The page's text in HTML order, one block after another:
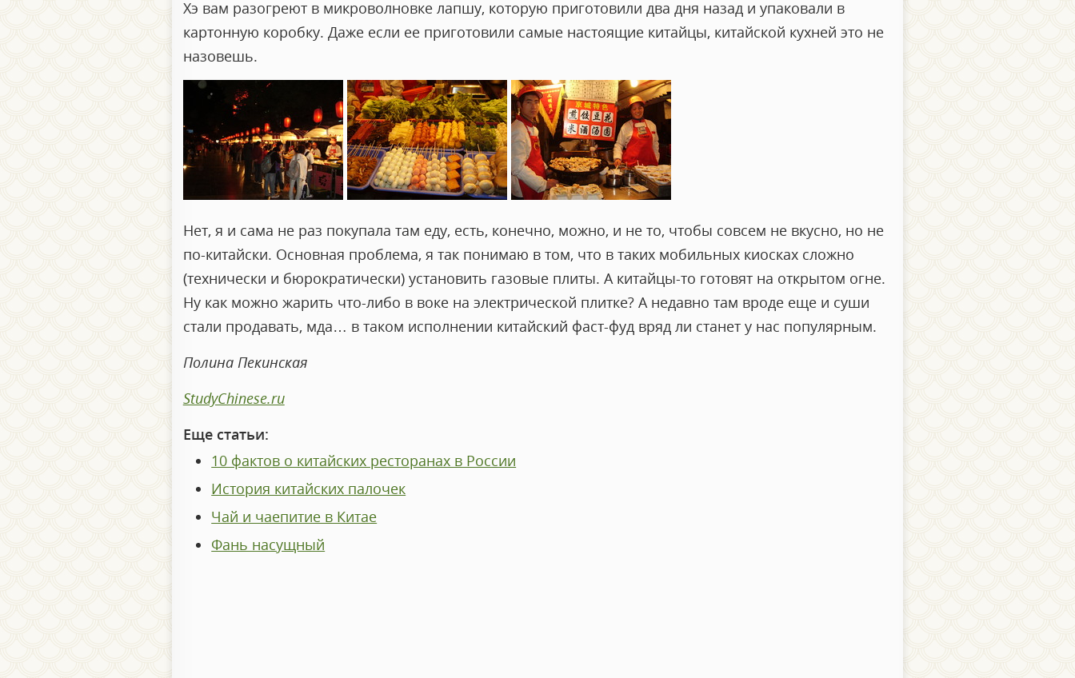
Хэ вам разогреют в микроволновке лапшу, которую приготовили два дня назад и упаковали в
картонную коробку. Даже если ее приготовили самые настоящие китайцы, китайской кухней это не
назовешь.
Нет, я и сама не раз покупала там еду, есть, конечно, можно, и не то, чтобы совсем не вкусно, но не
по-китайски. Основная проблема, я так понимаю в том, что в таких мобильных киосках сложно
(технически и бюрократически) установить газовые плиты. А китайцы-то готовят на открытом огне.
Ну как можно жарить что-либо в воке на электрической плитке? А недавно там вроде еще и суши
стали продавать, мда… в таком исполнении китайский фаст-фуд вряд ли станет у нас популярным.
Полина Пекинская
StudyChinese.ru
Еще статьи:
10 фактов о китайских ресторанах в России
История китайских палочек
Чай и чаепитие в Китае
Фань насущный